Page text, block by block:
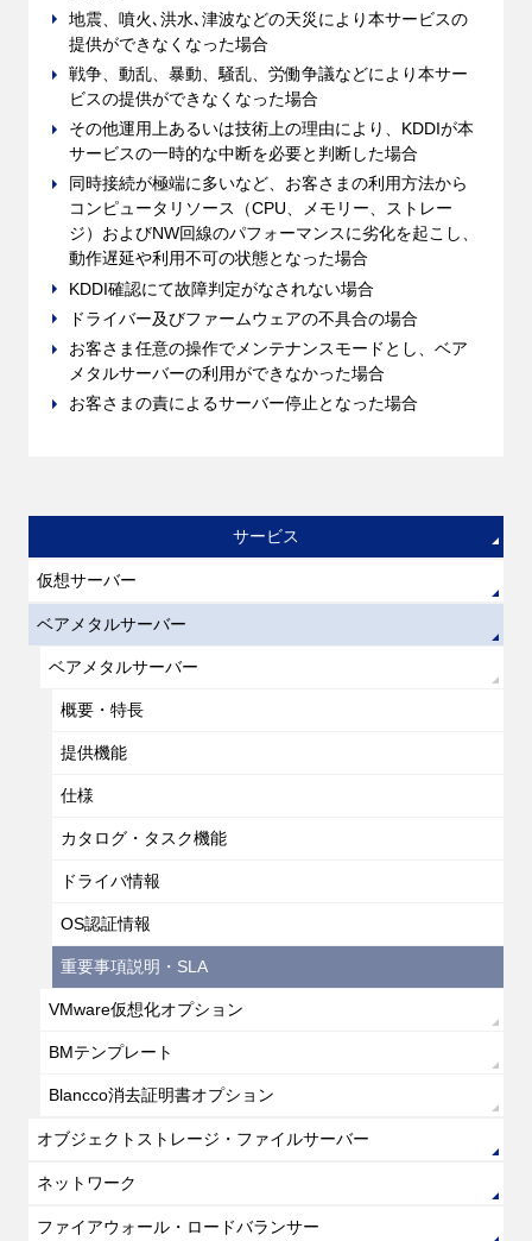
地震、噴火､洪水､津波などの天災により本サービスの
提供ができなくなった場合
戦争、動乱、暴動、騒乱、労働争議などにより本サー
ビスの提供ができなくなった場合
その他運用上あるいは技術上の理由により、KDDIが本
サービスの一時的な中断を必要と判断した場合
同時接続が極端に多いなど、お客さまの利用方法から
コンピュータリソース（CPU、メモリー、ストレー
ジ）およびNW回線のパフォーマンスに劣化を起こし、
動作遅延や利用不可の状態となった場合
KDDI確認にて故障判定がなされない場合
ドライバー及びファームウェアの不具合の場合
お客さま任意の操作でメンテナンスモードとし、ベア
メタルサーバーの利用ができなかった場合
お客さまの責によるサーバー停止となった場合
サービス
仮想サーバー
ベアメタルサーバー
ベアメタルサーバー
概要・特長
提供機能
仕様
カタログ・タスク機能
ドライバ情報
OS認証情報
重要事項説明・SLA
VMware仮想化オプション
BMテンプレート
Blancco消去証明書オプション
オブジェクトストレージ・ファイルサーバー
ネットワーク
ファイアウォール・ロードバランサー